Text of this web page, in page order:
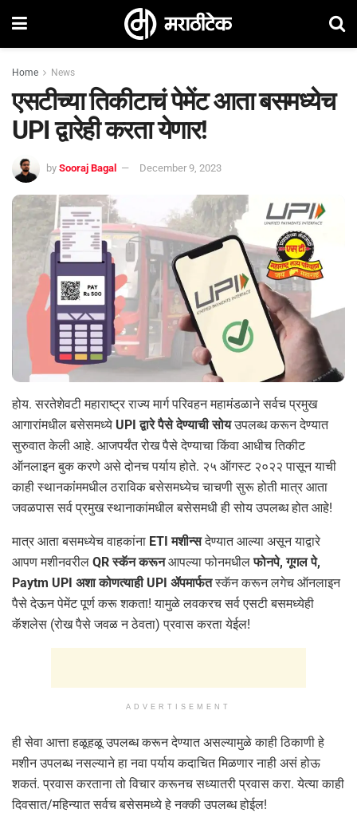
Home News
एसटीच्या तिकीटाचं पेमेंट आता बसमध्येच
UPI द्वारेही करता येणार!
by Sooraj Bagal December 9, 2023
होय. सरतेशेवटी महाराष्ट्र राज्य मार्ग परिवहन महामंडळाने सर्वच प्रमुख
आगारांमधील बसेसमध्ये UPI द्वारे पैसे देण्याची सोयउपलब्ध करून देण्यात
सुरुवात केली आहे. आजपर्यंत रोख पैसे देण्याचा किंवा आधीच तिकीट
ऑनलाइन बुक करणे असे दोनच पर्याय होते. २५ ऑगस्ट २०२२ पासून याची
काही स्थानकांममधील ठराविक बसेसमध्येच चाचणी सुरू होती मात्र आता
जवळपास सर्व प्रमुख स्थानाकांमधील बसेसमधी ही सोय उपलब्ध होत आहे!
मात्र आता बसमध्येच वाहकांना ETI मशीन्सदेण्यात आल्या असून याद्वारे
आपण मशीनवरील QR स्कॅन करूनआपल्या फोनमधीलफोनपे, गूगल पे,
Paytm UPI अशा कोणत्याही UPI ॲपमार्फतस्कॅन करून लगेच ऑनलाइन
पैसे देऊन पेमेंट पूर्ण करू शकता! यामुळे लवकरच सर्व एसटी बसमध्येही
कॅशलेस (रोख पैसे जवळ न ठेवता) प्रवास करता येईल!
ADVERTISEMENT
ही सेवा आत्ता हळूहळू उपलब्ध करून देण्यात असल्यामुळे काही ठिकाणी हे
मशीन उपलब्ध नसल्याने हा नवा पर्याय कदाचित मिळणार नाही असं होऊ
शकतं. प्रवास करताना तो विचार करूनच सध्यातरी प्रवास करा. येत्या काही
दिवसात/महिन्यात सर्वच बसेसमध्ये हे नक्की उपलब्ध होईल!